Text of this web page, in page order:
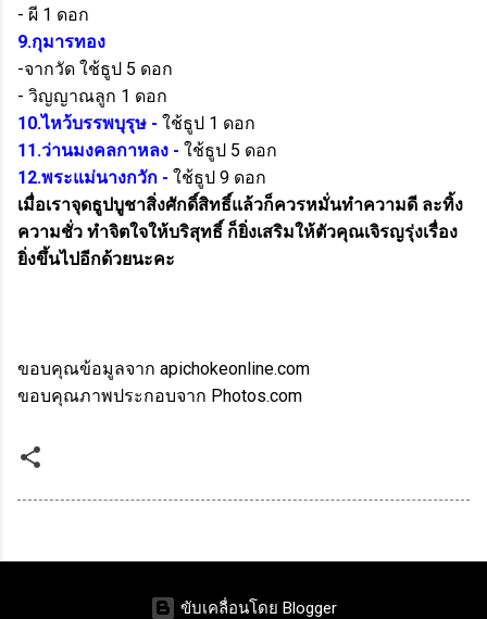
- ผี 1 ดอก
9.กุมารทอง
-จากวัด ใช้ธูป 5 ดอก
- วิญญาณลูก 1 ดอก
10.ไหว้บรรพบุรุษ - ใช้ธูป 1 ดอก
11.ว่านมงคลกาหลง - ใช้ธูป 5 ดอก
12.พระแม่นางกวัก - ใช้ธูป 9 ดอก
เมื่อเราจุดธูปบูชาสิ่งศักดิ์สิทธิ์แล้วก็ควรหมั่นทำความดี ละทิ้ง
ความชั่ว ทำจิตใจให้บริสุทธิ์ ก็ยิ่งเสริมให้ตัวคุณเจิรญรุ่งเรื่อง
ยิ่งขึ้นไปอีกด้วยนะคะ
ขอบคุณข้อมูลจาก apichokeonline.com
ขอบคุณภาพประกอบจาก Photos.com
ขับเคลื่อนโดย Blogger